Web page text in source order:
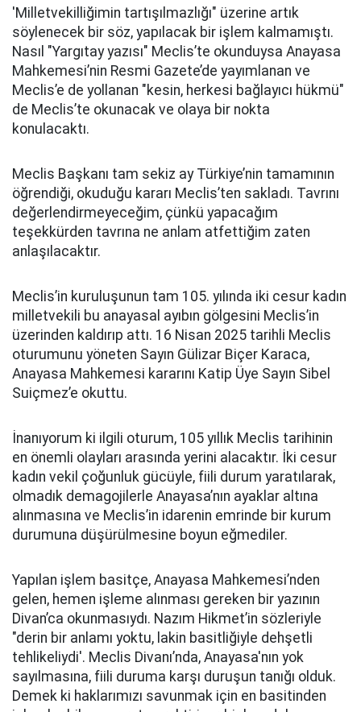
'Milletvekilliğimin tartışılmazlığı" üzerine artık
söylenecek bir söz, yapılacak bir işlem kalmamıştı.
Nasıl "Yargıtay yazısı" Meclis’te okunduysa Anayasa
Mahkemesi’nin Resmi Gazete’de yayımlanan ve
Meclis’e de yollanan "kesin, herkesi bağlayıcı hükmü"
de Meclis’te okunacak ve olaya bir nokta
konulacaktı.
Meclis Başkanı tam sekiz ay Türkiye’nin tamamının
öğrendiği, okuduğu kararı Meclis’ten sakladı. Tavrını
değerlendirmeyeceğim, çünkü yapacağım
teşekkürden tavrına ne anlam atfettiğim zaten
anlaşılacaktır.
Meclis’in kuruluşunun tam 105. yılında iki cesur kadın
milletvekili bu anayasal ayıbın gölgesini Meclis’in
üzerinden kaldırıp attı. 16 Nisan 2025 tarihli Meclis
oturumunu yöneten Sayın Gülizar Biçer Karaca,
Anayasa Mahkemesi kararını Katip Üye Sayın Sibel
Suiçmez’e okuttu.
İnanıyorum ki ilgili oturum, 105 yıllık Meclis tarihinin
en önemli olayları arasında yerini alacaktır. İki cesur
kadın vekil çoğunluk gücüyle, fiili durum yaratılarak,
olmadık demagojilerle Anayasa’nın ayaklar altına
alınmasına ve Meclis’in idarenin emrinde bir kurum
durumuna düşürülmesine boyun eğmediler.
Yapılan işlem basitçe, Anayasa Mahkemesi’nden
gelen, hemen işleme alınması gereken bir yazının
Divan’ca okunmasıydı. Nazım Hikmet’in sözleriyle
"derin bir anlamı yoktu, lakin basitliğiyle dehşetli
tehlikeliydi'. Meclis Divanı’nda, Anayasa'nın yok
sayılmasına, fiili duruma karşı duruşun tanığı olduk.
Demek ki haklarımızı savunmak için en basitinden